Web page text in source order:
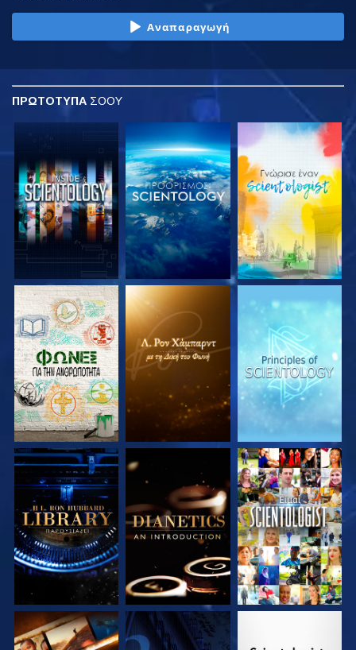
Αναπαραγωγή
ΠΡΩΤΟΤΥΠΑ ΣΟΟΥ
ΕΞΕΡΕΥΝΗΣΤΕ ΤΗ
ΣΕΙΡΑ
ΕΞΕΡΕΥΝΗΣΤΕ ΤΗ
ΣΕΙΡΑ
ΕΞΕΡΕΥΝΗΣΤΕ ΤΗ
ΣΕΙΡΑ
ΕΞΕΡΕΥΝΗΣΤΕ ΤΗ
ΣΕΙΡΑ
ΕΞΕΡΕΥΝΗΣΤΕ ΤΗ
ΣΕΙΡΑ
ΠΑΡΑΚΟΛΟΥΘΗΣΤΕ